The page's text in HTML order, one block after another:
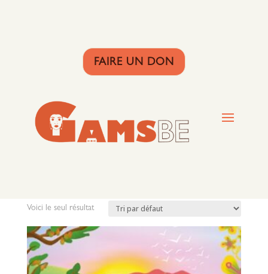
FAIRE UN DON
Voici le seul résultat